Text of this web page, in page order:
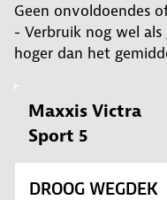
Geen onvoldoendes
- Verbruik nog wel
hoger dan het
Maxxis Victra
Sport 5
DROOG WEGDEK